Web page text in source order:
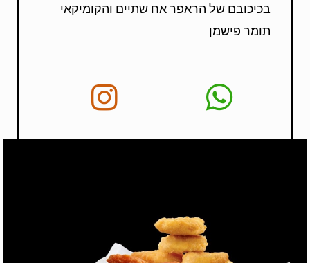
בכיכובם של הראפר אח שתיים והקומיקאי
תומר פישמן.